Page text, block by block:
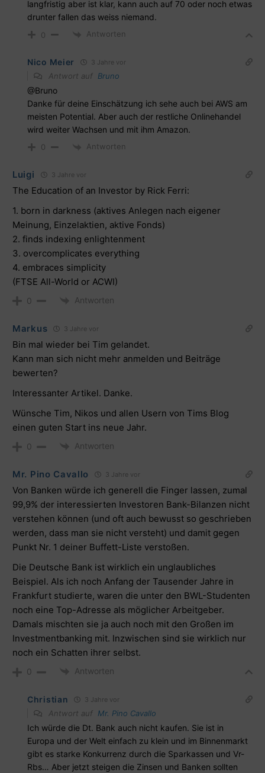
langfristig aber ist klar, kann auch auf 70 oder noch etwas
drunter fallen das weiss niemand.
0 Antworten
Nico Meier 3 Jahre vor
Antwort auf Bruno
@Bruno
Danke für deine Einschätzung ich sehe auch bei AWS am
meisten Potential. Aber auch der restliche Onlinehandel
wird weiter Wachsen und mit ihm Amazon.
0 Antworten
Luigi 3 Jahre vor
The Education of an Investor by Rick Ferri:
1. born in darkness (aktives Anlegen nach eigener
Meinung, Einzelaktien, aktive Fonds)
2. finds indexing enlightenment
3. overcomplicates everything
4. embraces simplicity
(FTSE All-World or ACWI)
0 Antworten
Markus 3 Jahre vor
Bin mal wieder bei Tim gelandet.
Kann man sich nicht mehr anmelden und Beiträge
bewerten?
Interessanter Artikel. Danke.
Wünsche Tim, Nikos und allen Usern von Tims Blog
einen guten Start ins neue Jahr.
0 Antworten
Mr. Pino Cavallo 3 Jahre vor
Von Banken würde ich generell die Finger lassen, zumal
99,9% der interessierten Investoren Bank-Bilanzen nicht
verstehen können (und oft auch bewusst so geschrieben
werden, dass man sie nicht versteht) und damit gegen
Punkt Nr. 1 deiner Buffett-Liste verstoßen.
Die Deutsche Bank ist wirklich ein unglaubliches
Beispiel. Als ich noch Anfang der Tausender Jahre in
Frankfurt studierte, waren die unter den BWL-Studenten
noch eine Top-Adresse als möglicher Arbeitgeber.
Damals mischten sie ja auch noch mit den Großen im
Investmentbanking mit. Inzwischen sind sie wirklich nur
noch ein Schatten ihrer selbst.
0 Antworten
Christian 3 Jahre vor
Antwort auf Mr. Pino Cavallo
Ich würde die Dt. Bank auch nicht kaufen. Sie ist in
Europa und der Welt einfach zu klein und im Binnenmarkt
gibt es starke Konkurrenz durch die Sparkassen und Vr-
Rbs… Aber jetzt steigen die Zinsen und Banken sollten